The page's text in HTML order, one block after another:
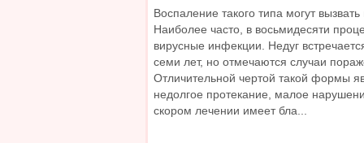
Воспаление такого типа могут
Наиболее часто, в восьмидесяти
вирусные инфекции. Недуг
семи лет, но отмечаются случаи
Отличительной чертой такой формы
недолгое протекание, малое
скором лечении имеет бла...